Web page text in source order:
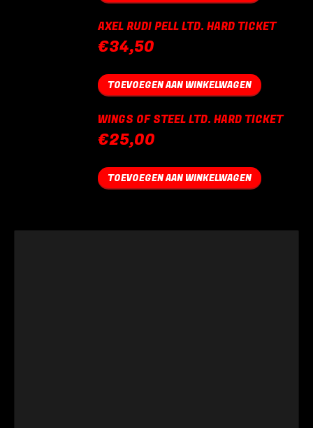
AXEL RUDI PELL LTD. HARD TICKET
€34,50
TOEVOEGEN AAN WINKELWAGEN
WINGS OF STEEL LTD. HARD TICKET
€25,00
TOEVOEGEN AAN WINKELWAGEN